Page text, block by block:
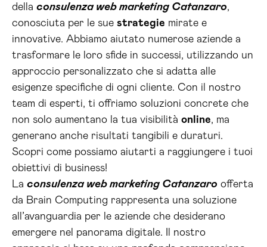
della consulenza web marketing Catanzaro,
conosciuta per le sue strategie mirate e
innovative. Abbiamo aiutato numerose aziende a
trasformare le loro sfide in successi, utilizzando un
approccio personalizzato che si adatta alle
esigenze specifiche di ogni cliente. Con il nostro
team di esperti, ti offriamo soluzioni concrete che
non solo aumentano la tua visibilità online, ma
generano anche risultati tangibili e duraturi.
Scopri come possiamo aiutarti a raggiungere i tuoi
obiettivi di business!
La consulenza web marketing Catanzaro offerta
da Brain Computing rappresenta una soluzione
all’avanguardia per le aziende che desiderano
emergere nel panorama digitale. Il nostro